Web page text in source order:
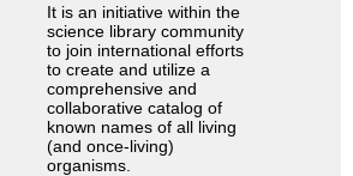
It is an initiative within the
science library community
to join international efforts
to create and utilize a
comprehensive and
collaborative catalog of
known names of all living
(and once-living)
organisms.